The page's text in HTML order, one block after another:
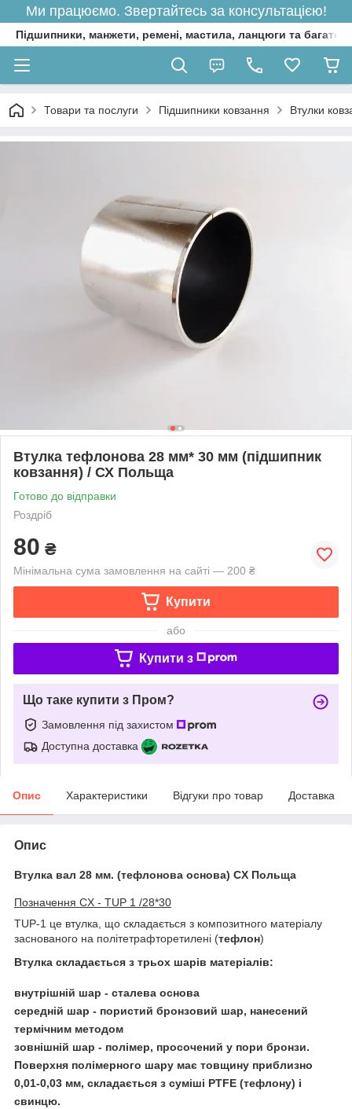
Ми працюємо. Звертайтесь за консультацією!
Підшипники, манжети, ремені, мастила, ланцюги та багато
Товари та послуги Підшипники ковзання Втулки
Втулка тефлонова 28 мм* 30 мм (підшипник
ковзання) / СХ Польща
Готово до відправки
Роздріб
80 ₴
Мінімальна сума замовлення на сайті — 200 ₴
Купити
або
Купити з
Що таке купити з Пром?
Замовлення під захистом
Доступна доставка
Опис Характеристики Відгуки про товар Доставка
Опис
Втулка вал 28 мм. (тефлонова основа) CX Польща
Позначення CX - TUP 1 /28*30
TUP-1 це втулка, що складається з композитного матеріалу
заснованого на політетрафторетилені (тефлон)
Втулка складається з трьох шарів матеріалів:
внутрішній шар - сталева основа
середній шар - пористий бронзовий шар, нанесений
термічним методом
зовнішній шар - полімер, просочений у пори бронзи.
Поверхня полімерного шару має товщину приблизно
0,01-0,03 мм, складається з суміші PTFE (тефлону) і
свинцю.